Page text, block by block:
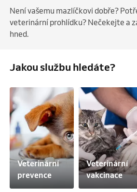
Není vašemu mazlíčkovi dobře?
veterinární prohlídku? Nečekejte a
hned.
Jakou službu hledáte?
Veterinární
prevence
Veterinární
vakcinace